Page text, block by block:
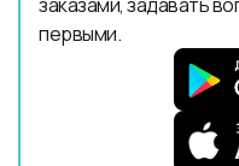
первыми.